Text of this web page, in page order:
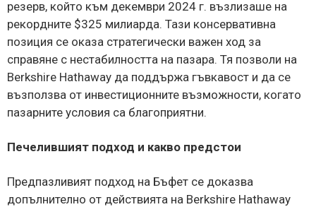
резерв, който към декември 2024 г. възлизаше на
рекордните $325 милиарда. Тази консервативна
позиция се оказа стратегически важен ход за
справяне с нестабилността на пазара. Тя позволи на
Berkshire Hathaway да поддържа гъвкавост и да се
възползва от инвестиционните възможности, когато
пазарните условия са благоприятни.
Печелившият подход и какво предстои
Предпазливият подход на Бъфет се доказва
допълнително от действията на Berkshire Hathaway